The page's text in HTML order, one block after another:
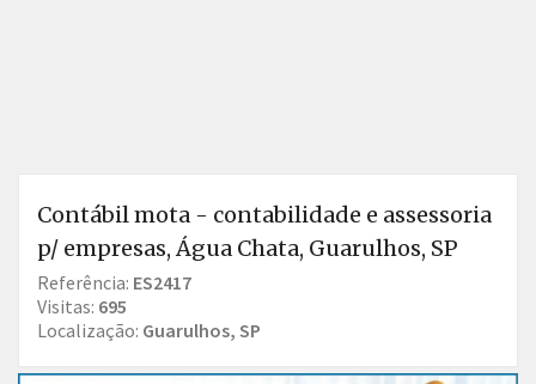
Contábil mota - contabilidade e assessoria
p/ empresas, Água Chata, Guarulhos, SP
Referência: ES2417
Visitas: 695
Localização: Guarulhos, SP